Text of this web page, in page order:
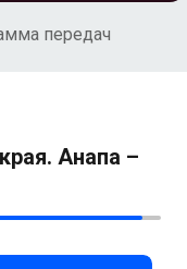
передач
Анапа –